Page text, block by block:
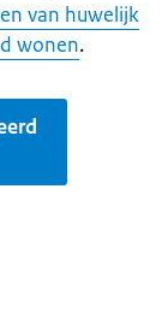
van huwelijk
wonen.